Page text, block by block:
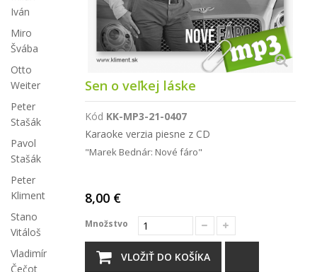
Iván
Miro
Švába
Otto
Weiter
Peter
Stašák
Pavol
Stašák
Peter
Kliment
Stano
Vitáloš
Vladimír
Čečot
Sen o veľkej láske
Kód KK-MP3-21-0407
Karaoke verzia piesne z CD
"Marek Bednár: Nové fáro"
8,00 €
Množstvo
VLOŽIŤ DO KOŠÍKA